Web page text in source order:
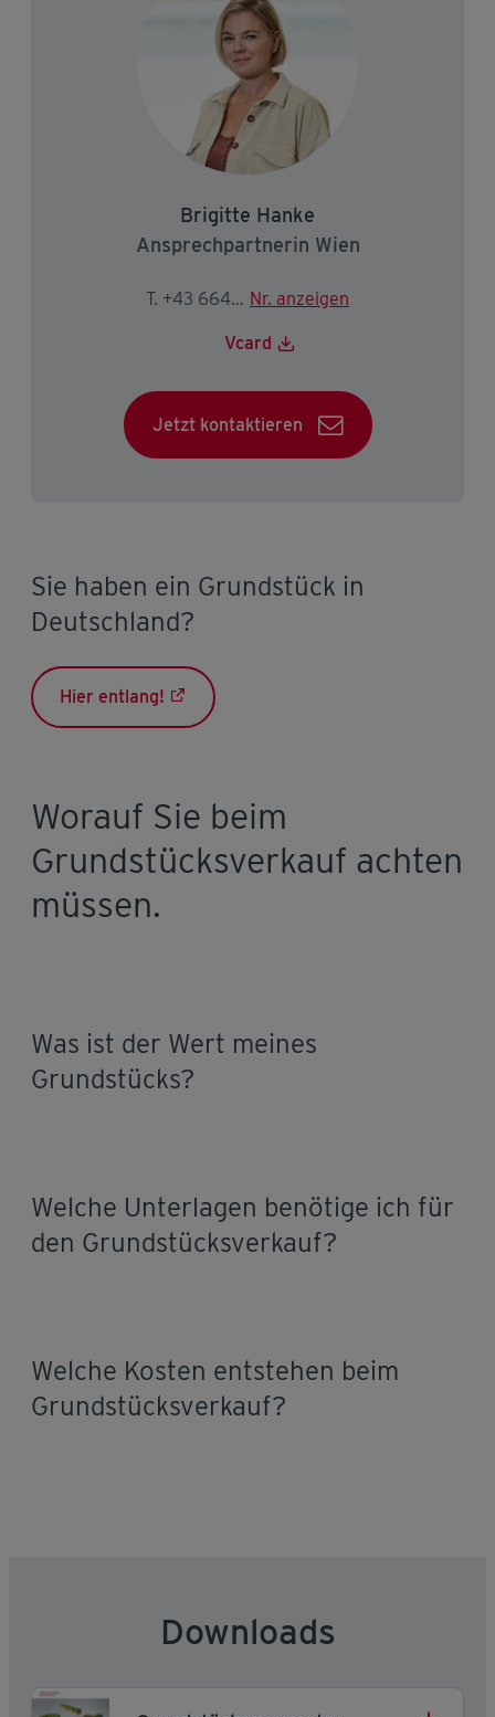
Brigitte Hanke
Ansprechpartnerin Wien
T. +43 664 3165754 Nr. anzeigen
Vcard
Jetzt kontaktieren
Sie haben ein Grundstück in
Deutschland?
Hier entlang!
Worauf Sie beim
Grundstücksverkauf achten
müssen.
Was ist der Wert meines
Grundstücks?
Welche Unterlagen benötige ich für
den Grundstücksverkauf?
Welche Kosten entstehen beim
Grundstücksverkauf?
Downloads